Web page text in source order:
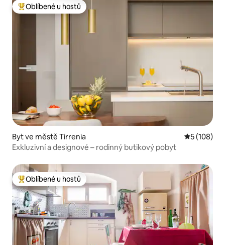
Nejlepší v kategorii Oblíbené u hostů
Oblíbené u hostů
Byt ve městě Tirrenia Průměrné
5 (108)
Exkluzivní a designové – rodinný butikový pobyt
Nejlepší v kategorii Oblíbené u hostů
Oblíbené u hostů